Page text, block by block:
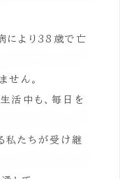
により38歳で亡
せん。
活中も、毎日を
私たちが受け継